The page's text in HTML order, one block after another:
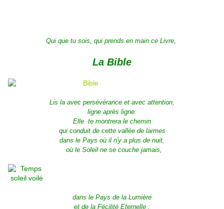
Qui que tu sois, qui prends en main ce Livre,
La Bible
Lis la avec persévérance et avec attention,
ligne après ligne.
Elle te montrera le chemin
qui conduit de cette vallée de larmes
dans le Pays où il n'y a plus de nuit,
où le Soleil ne se couche jamais,
dans le Pays de la Lumière
et de la Fécilité Eternelle :